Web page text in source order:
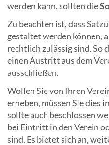
werden kann, sollten die
Zu beachten ist, dass
gestaltet werden können,
rechtlich zulässig sind. So
einen Austritt aus dem
ausschließen.
Wollen Sie von Ihren
erheben, müssen Sie dies
sollte auch beschlossen
bei Eintritt in den Verein
sind. Es bietet sich an,